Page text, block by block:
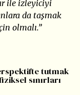
ile izleyiciyi
da taşmak
olmalı.”
tutmak
sınırları